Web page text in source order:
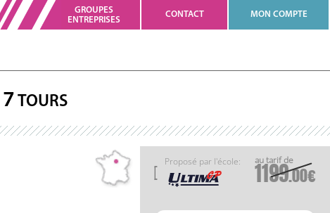
GROUPES
ENTREPRISES
CONTACT MON COMPTE
7 TOURS
1199.00
Proposé par l'école: